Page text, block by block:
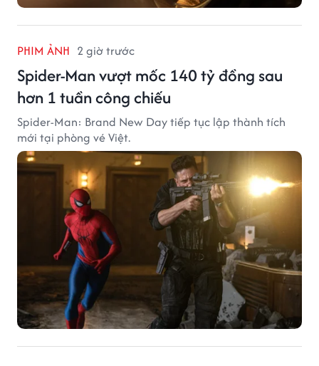
PHIM ẢNH 2 giờ trước
Spider-Man vượt mốc 140 tỷ đồng sau
hơn 1 tuần công chiếu
Spider-Man: Brand New Day tiếp tục lập thành tích
mới tại phòng vé Việt.